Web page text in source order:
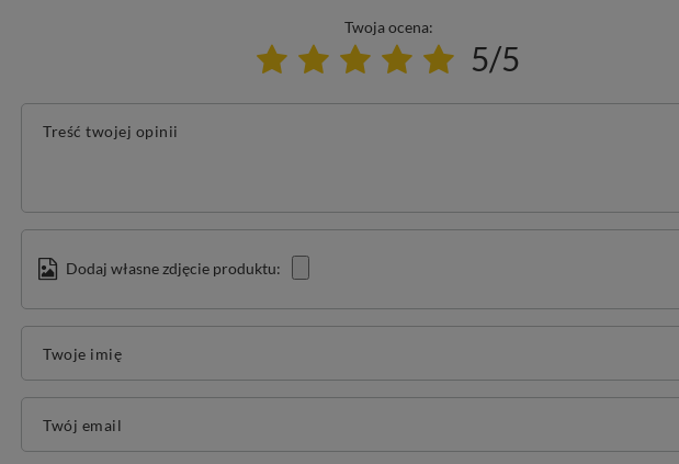
Twoja ocena:
5/5
Treść twojej opinii
Dodaj własne zdjęcie produktu:
Twoje imię
Twój email